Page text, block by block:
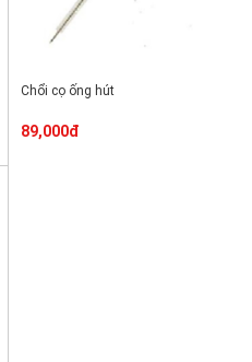
Chổi cọ ống hút
89,000đ